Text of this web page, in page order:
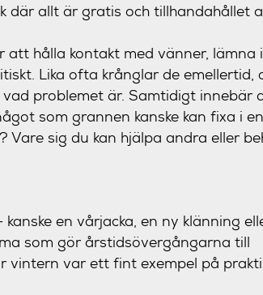
där allt är gratis och tillhandahållet
hålla kontakt med vänner, lämna
Lika ofta krånglar de emellertid,
problemet är. Samtidigt innebär
som grannen kanske kan fixa i en
sig du kan hjälpa andra eller
en vårjacka, en ny klänning
som gör årstidsövergångarna till
vintern var ett fint exempel på